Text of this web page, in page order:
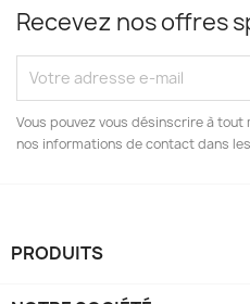
Recevez nos offres
Vous pouvez vous désinscrire à
nos informations de contact dans
PRODUITS